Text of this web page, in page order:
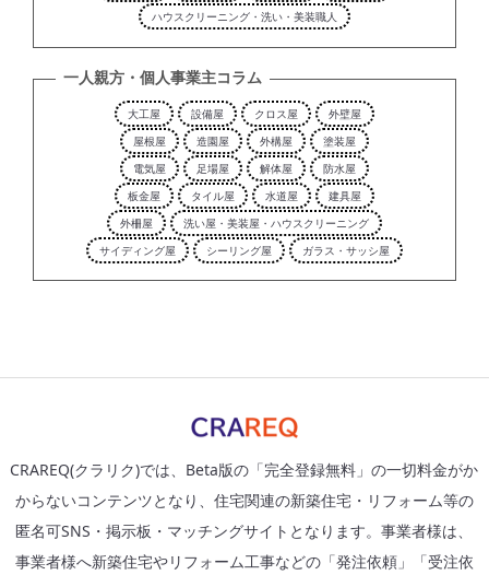
ハウスクリーニング・洗い・美装職人
一人親方・個人事業主コラム
大工屋 設備屋 クロス屋
外壁屋
屋根屋
造園屋 外構屋
塗装屋
電気屋
足場屋 解体屋
防水屋
板金屋
タイル屋 水道屋
建具屋
外柵屋
洗い屋・美装屋・ハウスクリーニング
サイディング屋
シーリング屋 ガラス・サッシ屋
CRAREQ(クラリク)では、Beta版の「完全登録無料」の一切料金がか
からないコンテンツとなり、住宅関連の新築住宅・リフォーム等の
匿名可SNS・掲示板・マッチングサイトとなります。事業者様は、
事業者様へ新築住宅やリフォーム工事などの「発注依頼」「受注依